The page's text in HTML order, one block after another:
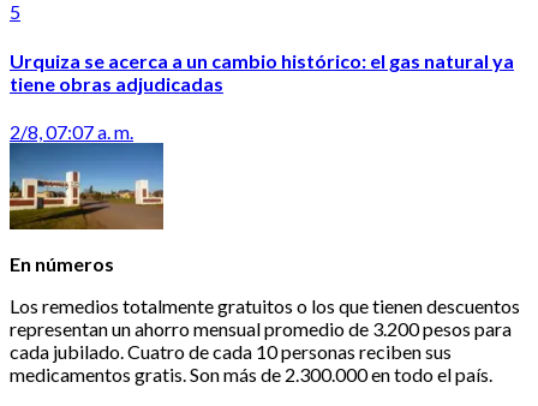
5
Urquiza se acerca a un cambio histórico: el gas natural ya
tiene obras adjudicadas
2/8, 07:07 a. m.
En números
Los remedios totalmente gratuitos o los que tienen descuentos
representan un ahorro mensual promedio de 3.200 pesos para
cada jubilado. Cuatro de cada 10 personas reciben sus
medicamentos gratis. Son más de 2.300.000 en todo el país.